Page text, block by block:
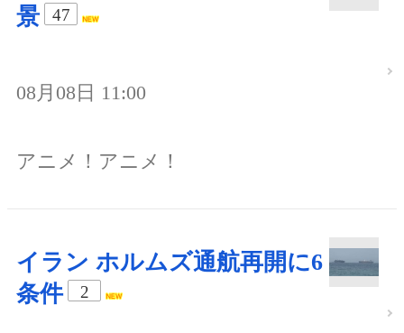
景
47
08月08日 11:00
アニメ！アニメ！
イラン ホルムズ通航再開に6
条件
2